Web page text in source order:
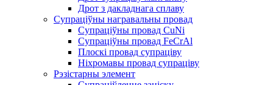
Дрот з дакладнага сплаву
Супраціўны награвальны провад
Супраціўны провад CuNi
Супраціўны провад FeCrAl
Плоскі провад супраціву
Ніхромавы провад супраціву
Рэзістарны элемент